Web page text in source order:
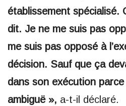
établissement spécialisé.
dit. Je ne me suis pas
me suis pas opposé à
décision. Sauf que ça
dans son exécution
ambiguë », a-t-il déclaré.